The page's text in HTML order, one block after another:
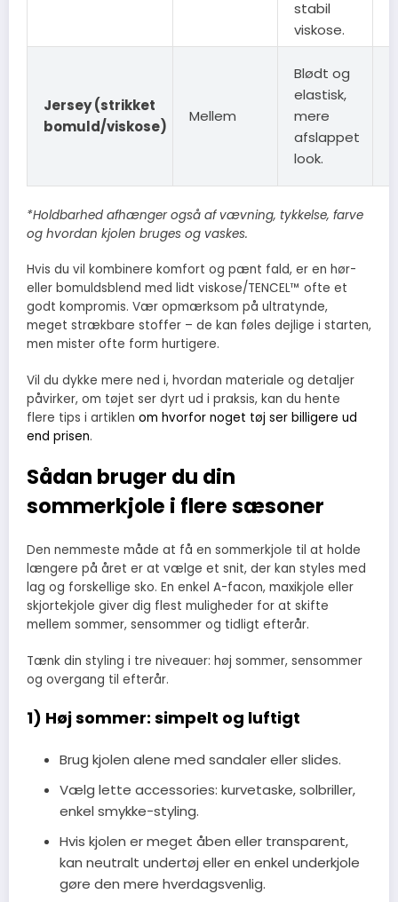
stabil
viskose.
Jersey (strikket
bomuld/viskose)
Mellem
Blødt og
elastisk,
mere
afslappet
look.
*Holdbarhed afhænger også af vævning, tykkelse, farve
og hvordan kjolen bruges og vaskes.
Hvis du vil kombinere komfort og pænt fald, er en hør-
eller bomuldsblend med lidt viskose/TENCEL™ ofte et
godt kompromis. Vær opmærksom på ultratynde,
meget strækbare stoffer – de kan føles dejlige i starten,
men mister ofte form hurtigere.
Vil du dykke mere ned i, hvordan materiale og detaljer
påvirker, om tøjet ser dyrt ud i praksis, kan du hente
flere tips i artiklen om hvorfor noget tøj ser billigere ud
end prisen.
Sådan bruger du din
sommerkjole i flere sæsoner
Den nemmeste måde at få en sommerkjole til at holde
længere på året er at vælge et snit, der kan styles med
lag og forskellige sko. En enkel A-facon, maxikjole eller
skjortekjole giver dig flest muligheder for at skifte
mellem sommer, sensommer og tidligt efterår.
Tænk din styling i tre niveauer: høj sommer, sensommer
og overgang til efterår.
1) Høj sommer: simpelt og luftigt
Brug kjolen alene med sandaler eller slides.
Vælg lette accessories: kurvetaske, solbriller,
enkel smykke-styling.
Hvis kjolen er meget åben eller transparent,
kan neutralt undertøj eller en enkel underkjole
gøre den mere hverdagsvenlig.